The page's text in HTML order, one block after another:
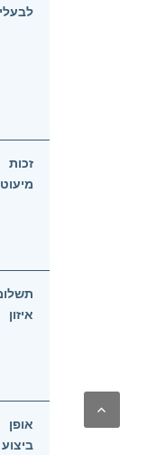
זכות
מיעוט
איזון
אופן
ביצוע